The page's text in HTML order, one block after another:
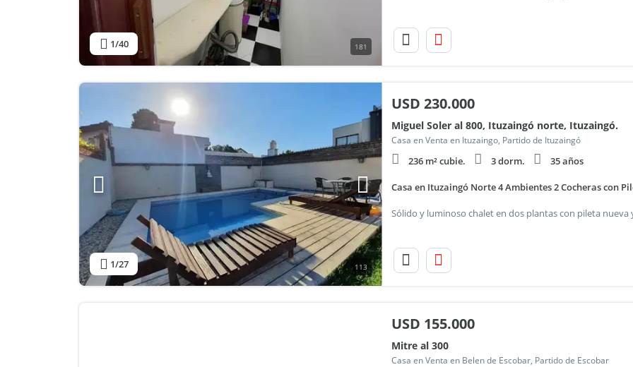
1/40 181
1/27 113
USD 230.000
Miguel Soler al 800, Ituzaingó norte, Ituzaingó.
Casa en Venta en Ituzaingo, Partido de Ituzaingó
236 m² cubie. 3 dorm. 35 años
Casa en Ituzaingó Norte 4 Ambientes 2 Cocheras con
USD 155.000
Mitre al 300
Casa en Venta en Belen de Escobar, Partido de Escobar